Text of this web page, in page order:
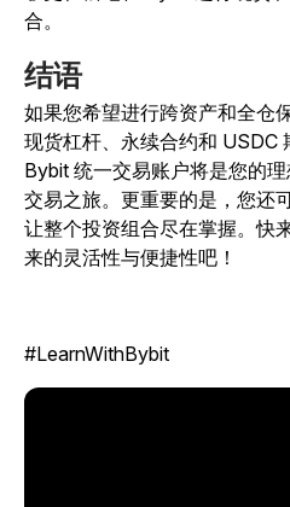
合。
结语
如果您希望进行跨资产和全仓
现货杠杆、永续合约和 USDC
Bybit 统一交易账户将是您的
交易之旅。更重要的是，您还
让整个投资组合尽在掌握。快
来的灵活性与便捷性吧！
#LearnWithBybit